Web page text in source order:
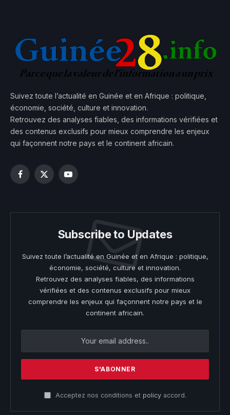
Suivez toute l’actualité en Guinée et en Afrique : politique,
économie, société, culture et innovation.
Retrouvez des analyses fiables, des informations vérifiées et
des contenus exclusifs pour mieux comprendre les enjeux
qui façonnent notre pays et le continent africain.
Facebook
X
YouTube
Subscribe to Updates
Suivez toute l’actualité en Guinée et en Afrique : politique,
économie, société, culture et innovation.
Retrouvez des analyses fiables, des informations
vérifiées et des contenus exclusifs pour mieux
comprendre les enjeux qui façonnent notre pays et le
continent africain.
Acceptez nos conditions et policyaccord.